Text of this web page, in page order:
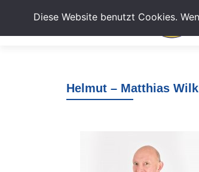
Helmut – Matthias
Diese Website benutzt Cookies.